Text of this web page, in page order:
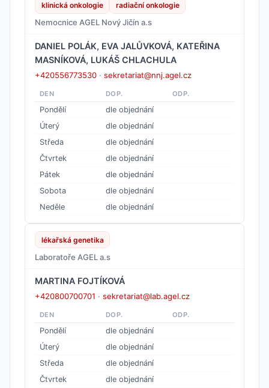
klinická onkologie radiační onkologie
Nemocnice AGEL Nový Jičín a.s
DANIEL POLÁK, EVA JALŮVKOVÁ, KATEŘINA
MASNÍKOVÁ, LUKÁŠ CHLACHULA
+420556773530 · sekretariat@nnj.agel.cz
DEN DOP. ODP.
Pondělí
dle objednání
Úterý
dle objednání
Středa
dle objednání
Čtvrtek
dle objednání
Pátek
dle objednání
Sobota
dle objednání
Neděle
dle objednání
lékařská genetika
Laboratoře AGEL a.s
MARTINA FOJTÍKOVÁ
+420800700701 · sekretariat@lab.agel.cz
DEN DOP. ODP.
Pondělí
dle objednání
Úterý
dle objednání
Středa
dle objednání
Čtvrtek
dle objednání